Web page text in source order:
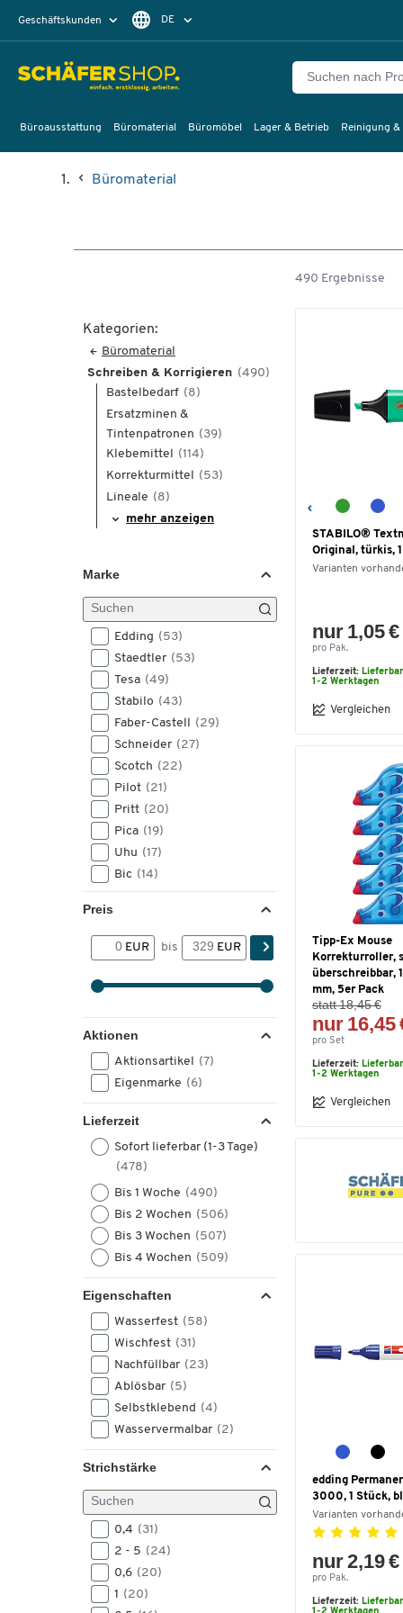
Geschäftskunden DE
Büroausstattung Büromaterial Büromöbel Lager & Betrieb Reinigung &
Büromaterial
Kategorien:
Büromaterial
Schreiben & Korrigieren (490)
Bastelbedarf (8)
Ersatzminen &
Tintenpatronen (39)
Klebemittel (114)
Korrekturmittel (53)
Lineale (8)
mehr anzeigen
Marke
Edding (53)
Staedtler (53)
Tesa (49)
Stabilo (43)
Faber-Castell (29)
Schneider (27)
Scotch (22)
Pilot (21)
Pritt (20)
Pica (19)
Uhu (17)
Bic (14)
Pentel(14)
Uni Ball (10)
Pattex
Franken(6)
Legamaster (5)
Maul (4)
Mottez(2)
Nobo (2)
RUMOLD(2)
Rapid (2)
Wedo (2)
Helit (1)
Papermate (1)
Rotring (1)
Sigel (1)
TRANSOTYPE(1)
Preis
EUR bis EUR
Aktionen
Aktionsartikel (7)
Eigenmarke (6)
Lieferzeit
Sofort lieferbar (1-3 Tage)
(478)
Bis 1 Woche (490)
Bis 2 Wochen (506)
Bis 3 Wochen (507)
Bis 4 Wochen (509)
Eigenschaften
Wasserfest (58)
Wischfest (31)
Nachfüllbar (23)
Ablösbar (5)
Selbstklebend (4)
Wasservermalbar (2)
Strichstärke
0,4 (31)
2 - 5 (24)
0,6 (20)
1 (20)
490 Ergebnisse
STABILO®
Original, türkis,
Varianten
nur 1,05 €
pro Pak.
Lieferzeit:
1-2 Werktagen
Vergleichen
Tipp-Ex Mouse
Korrekturroller,
überschreibbar,
mm, 5er Pack
statt 18,45 €
nur 16,45
pro Set
Lieferzeit:
1-2 Werktagen
Vergleichen
edding
3000, 1 Stück,
Varianten
nur 2,19 €
pro Pak.
Lieferzeit: